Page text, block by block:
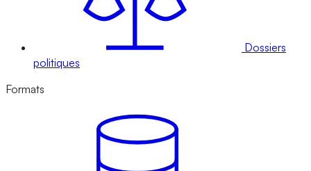
Dossiers
politiques
Formats